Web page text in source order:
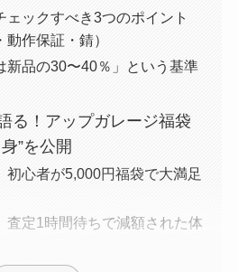
ェックすべき3つのポイント
動作保証・錆）
新品の30〜40％」という基準
る！アップガレージ福袋
”を公開
初心者が5,000円福袋で大満足
査定1時間待ちで減額された体